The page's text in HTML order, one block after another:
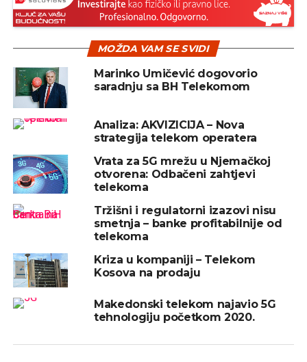
zadovoljavajuću cijenu.
Najveći akcionar Telekoma je država Srbija sa 58,11
odsto akcija, 20 odsto je u vlasništvu kompanije,
dok 14,95 odsto posjeduju građani, a 6,94 zaposleni i
bivši zaposleni Telekoma.
Na tender raspisan u julu 2015. za kupovinu
većinskog paketa akcija u Telekomu, koji je u
Vučić je, poslije odluke da Telekom Srbija ostane u
rukama Republike, najavio da predstoji
reorganizacija kompanije, kako bi ona povećala
MOŽDA VAM SE SVIDI
Marinko Umičević dogovorio
saradnju sa BH Telekomom
Analiza: AKVIZICIJA – Nova
strategija telekom operatera
Vrata za 5G mrežu u Njemačkoj
otvorena: Odbačeni zahtjevi
telekoma
Tržišni i regulatorni izazovi nisu
smetnja – banke profitabilnije od
telekoma
Kriza u kompaniji – Telekom
Kosova na prodaju
Makedonski telekom najavio 5G
tehnologiju početkom 2020.